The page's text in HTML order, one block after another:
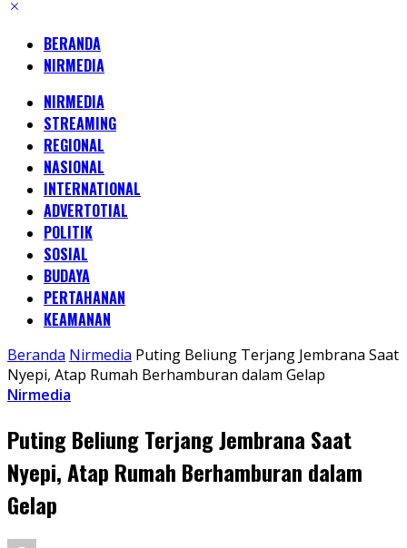
BERANDA
NIRMEDIA
NIRMEDIA
STREAMING
REGIONAL
NASIONAL
INTERNATIONAL
ADVERTOTIAL
POLITIK
SOSIAL
BUDAYA
PERTAHANAN
KEAMANAN
Beranda Nirmedia Puting Beliung Terjang Jembrana Saat
Nyepi, Atap Rumah Berhamburan dalam Gelap
Nirmedia
Puting Beliung Terjang Jembrana Saat
Nyepi, Atap Rumah Berhamburan dalam
Gelap